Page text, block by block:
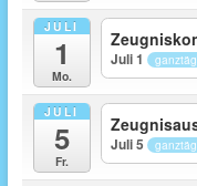
JULI
1
Mo.
Juli 1
JULI
5
Fr.
Juli 5